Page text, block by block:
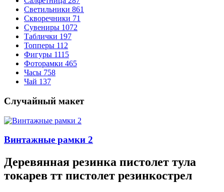
Светильники 861
Скворечники 71
Сувениры 1072
Таблички 197
Топперы 112
Фигуры 1115
Фоторамки 465
Часы 758
Чай 137
Случайный макет
Винтажные рамки 2
Деревянная резинка пистолет тула
токарев тт пистолет резинкострел